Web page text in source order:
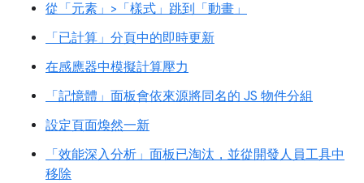
從「元素」>「樣式」跳到「動畫」
「已計算」分頁中的即時更新
在感應器中模擬計算壓力
「記憶體」面板會依來源將同名的 JS 物件分組
設定頁面煥然一新
「效能深入分析」面板已淘汰，並從開發人員工具中
移除